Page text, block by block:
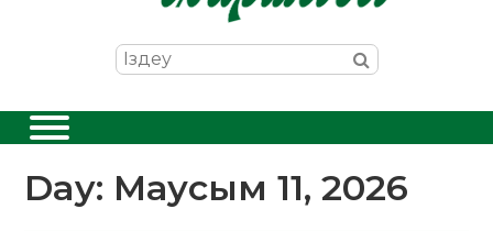
Day: Маусым 11, 2026